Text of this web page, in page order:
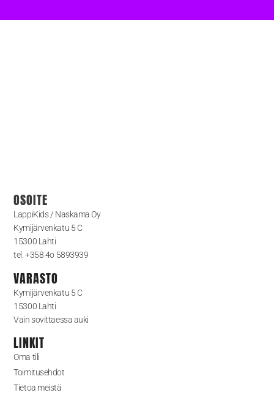
OSOITE
LappiKids / Naskama Oy
Kymijärvenkatu 5 C
15300 Lahti
tel. +358 4o 5893939
VARASTO
Kymijärvenkatu 5 C
15300 Lahti
Vain sovittaessa auki
LINKIT
Oma tili
Toimitusehdot
Tietoa meistä